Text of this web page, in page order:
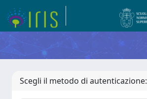
Scegli il metodo di autenticazione: